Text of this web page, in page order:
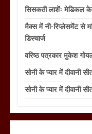
सिसकती लाशेंः मेडिकल के
मैक्स में नी-रिप्लेसमेंट से
डिस्चार्ज
वरिष्ठ पत्रकार मुकेश
सोनी के प्यार में दीवानी
सोनी के प्यार में दीवानी